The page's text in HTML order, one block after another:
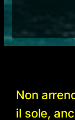
Non
il sole,